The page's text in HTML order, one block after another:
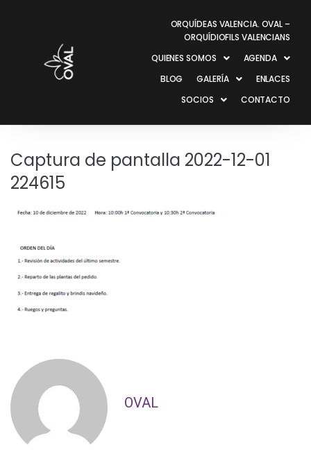
ORQUÍDEAS VALENCIA. OVAL –
ORQUÍDIOFILS VALENCIANS
QUIENES SOMOS
AGENDA
BLOG
GALERÍA
ENLACES
SOCIOS
CONTACTO
Captura de pantalla 2022-12-01
224615
OVAL